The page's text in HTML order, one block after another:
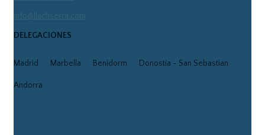
info@llachserra.com
DELEGACIONES
Madrid Marbella Benidorm Donostia - San Sebastian
Andorra